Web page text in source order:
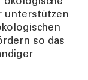
ökologische
unterstützen
so das